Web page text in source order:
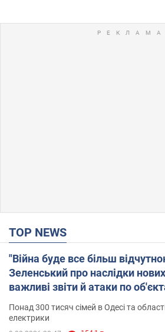
TOP NEWS
"Війна буде все більш
Зеленський про наслідки нових
важливі звіти й атаки по
Понад 300 тисяч сімей в Одесі та
електрики